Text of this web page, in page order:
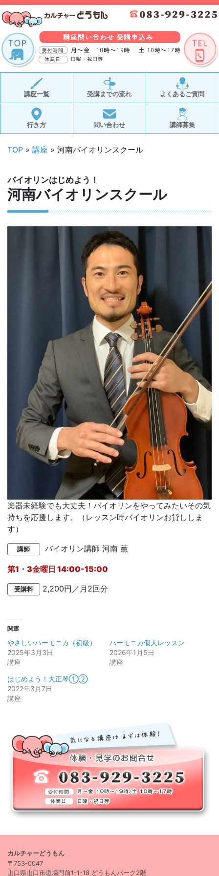
講座一覧 受講までの流れ よくあるご質問
行き方 問い合わせ 講師募集
TOP » 講座 » 河南バイオリンスクール
バイオリンはじめよう！
河南バイオリンスクール
楽器未経験でも大丈夫！バイオリンをやってみたいその気
持ちを応援します。（レッスン時バイオリンお貸ししま
す）
講師 バイオリン講師 河南 薫
第1・3金曜日 14:00-15:00
受講料 2,200円／月2回分
関連
やさしいハーモニカ（初級）
2025年3月3日
講座
ハーモニカ個人レッスン
2026年1月5日
講座
はじめよう！大正琴①②
2022年3月7日
講座
カルチャーどうもん
〒753-0047
山口県山口市道場門前1-1-18 どうもんパーク2階